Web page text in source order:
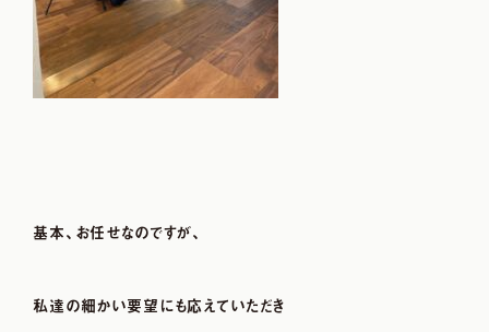
基本、お任せなのですが、
私達の細かい要望にも応えていただき